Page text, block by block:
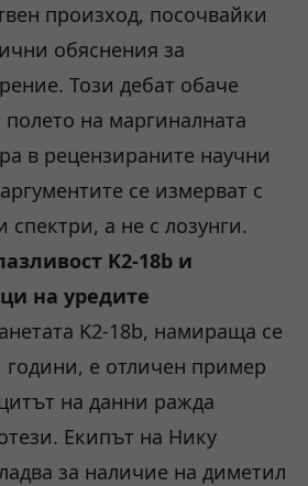
произход, посочвайки
обяснения за
Този дебат обаче
полето на маргиналната
в рецензираните научни
се измерват с
спектри, а не с лозунги.
K2-18b и
на уредите
K2-18b, намираща се
години, е отличен пример
на данни ражда
Екипът на Нику
за наличие на диметил